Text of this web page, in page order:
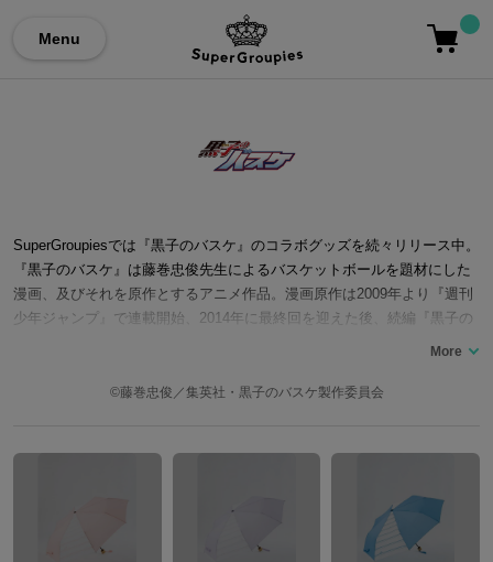
Menu
SuperGroupiesでは『黒子のバスケ』のコラボグッズを続々リリース中。
『黒子のバスケ』は藤巻忠俊先生によるバスケットボールを題材にした
漫画、及びそれを原作とするアニメ作品。漫画原作は2009年より『週刊
少年ジャンプ』で連載開始、2014年に最終回を迎えた後、続編『黒子の
バスケ EXTRA GAME』が『少年ジャンプNEXT!!』で連載されました。
の「黒子テツヤ」に「黄瀬涼太」、「緑間真太郎」、「青峰大輝」、
メージしたコラボファッションアイテムをご紹介いたします。
©藤巻忠俊／集英社・黒子のバスケ製作委員会